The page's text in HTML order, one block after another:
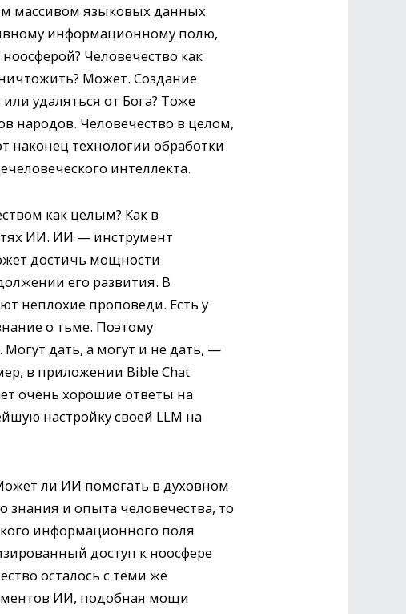
массивом языковых данных
информационному полю,
Человечество как
Может. Создание
удаляться от Бога? Тоже
народов. Человечество в целом,
наконец технологии обработки
интеллекта.
как целым? Как в
ИИ. ИИ — инструмент
достичь мощности
его развития. В
неплохие проповеди. Есть у
о тьме. Поэтому
дать, а могут и не дать, —
в приложении Bible Chat
очень хорошие ответы на
настройку своей LLM на
ли ИИ помогать в духовном
и опыта человечества, то
информационного поля
доступ к ноосфере
осталось с теми же
ИИ, подобная мощи